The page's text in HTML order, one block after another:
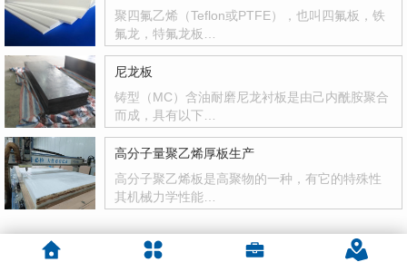
聚四氟乙烯（Teflon或PTFE），也叫四氟板，铁
氟龙，特氟龙板…
尼龙板
铸型（MC）含油耐磨尼龙衬板是由己内酰胺聚合
而成，具有以下…
高分子量聚乙烯厚板生产
高分子聚乙烯板是高聚物的一种，有它的特殊性
其机械力学性能…